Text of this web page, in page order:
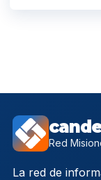
Red
La red de